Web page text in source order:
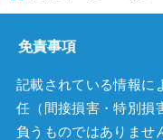
免責事項
記載されている情報に
任（間接損害・特別損
負うものではありませ